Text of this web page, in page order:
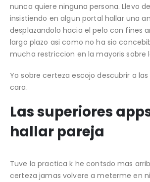
nunca quiere ninguna persona. Llevo
insistiendo en algun portal hallar una
desplazandolo hacia el pelo con fines
largo plazo asi­ como no ha sio
mucha restriccion en la mayoris sobre
Yo sobre certeza escojo descubrir a
cara.
Las superiores
hallar pareja
Tuve la practica k he contsdo mas
certeza jamas volvere a meterme en